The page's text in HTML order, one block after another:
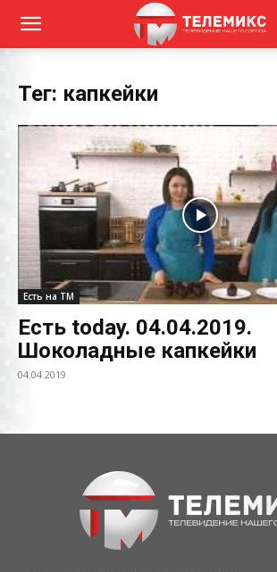
Тег: капкейки
Есть на ТМ
Есть today. 04.04.2019.
Шоколадные капкейки
04.04.2019